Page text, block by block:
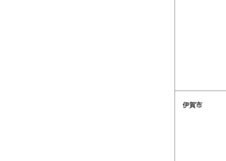
伊賀市